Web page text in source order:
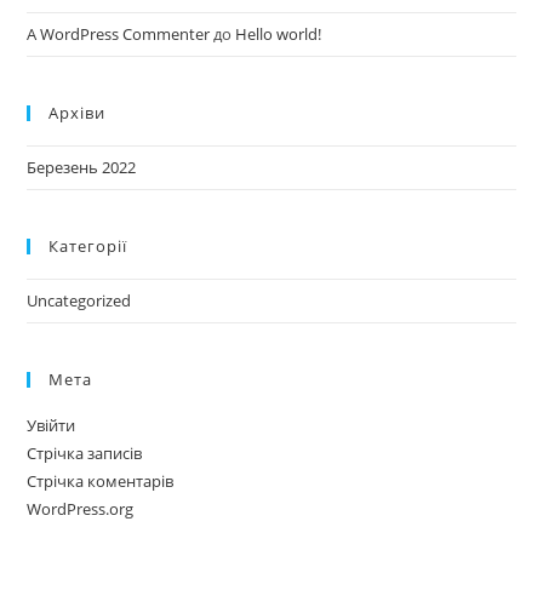
A WordPress Commenterдо Hello world!
Архіви
Березень 2022
Категорії
Uncategorized
Мета
Увійти
Стрічка записів
Стрічка коментарів
WordPress.org